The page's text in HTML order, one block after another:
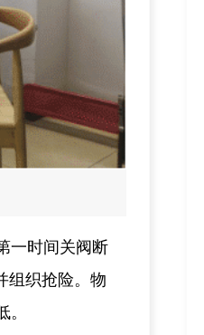
一时间关阀断
组织抢险。物